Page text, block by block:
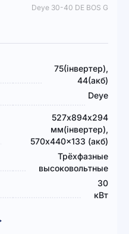
Deye 30-40 DE BOS G
75(інвертер),
44(акб)
Deye
527х894х294
мм(інвертер),
570x440x133 (акб)
Трёхфазные
высоковольтные
30
кВт